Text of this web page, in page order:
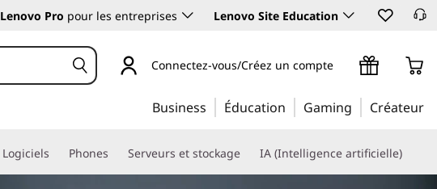
Lenovo Pro pour les entreprises Lenovo Site Education
Connectez-vous/Créez un compte
Business Éducation Gaming Créateur
Logiciels Phones Serveurs et stockage IA (Intelligence artificielle)